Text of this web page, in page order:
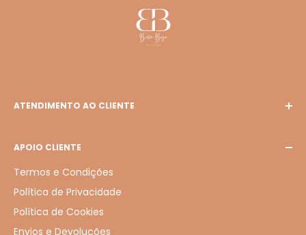
ATENDIMENTO AO CLIENTE
APOIO CLIENTE
Termos e Condições
Política de Privacidade
Política de Cookies
Envios e Devoluções